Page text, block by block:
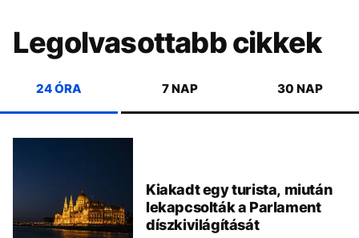
Legolvasottabb cikkek
24 ÓRA 7 NAP 30 NAP
Kiakadt egy turista, miután
lekapcsolták a Parlament
díszkivilágítását